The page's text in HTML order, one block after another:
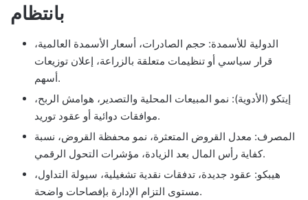
بانتظام
الدولية للأسمدة: حجم الصادرات، أسعار الأسمدة العالمية،
قرار سياسي أو تنظيمات متعلقة بالزراعة، إعلان توزيعات
أسهم.
إيتكو (الأدوية): نمو المبيعات المحلية والتصدير، هوامش الربح،
موافقات دوائية أو عقود توريد.
المصرف: معدل القروض المتعثرة، نمو محفظة القروض، نسبة
كفاية رأس المال بعد الزيادة، مؤشرات التحول الرقمي.
هيبكو: عقود جديدة، تدفقات نقدية تشغيلية، سيولة التداول،
مستوى التزام الإدارة بإفصاحات واضحة.